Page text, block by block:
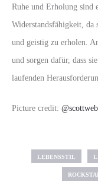
Ruhe und Erholung sind
Widerstandsfähigkeit, da
und geistig zu erholen.
und sorgen dafür, dass
laufenden
Picture credit:
LEBENSSTIL